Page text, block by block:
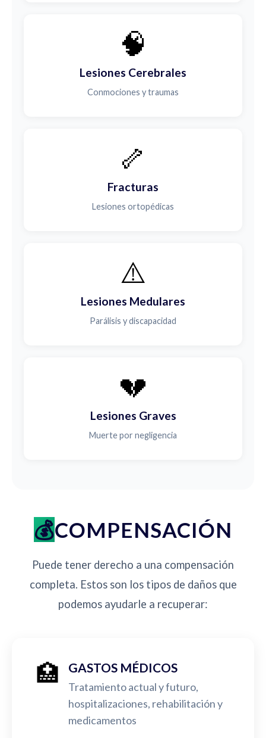
🧠
Lesiones Cerebrales
Conmociones y traumas
🦴
Fracturas
Lesiones ortopédicas
⚠️
Lesiones Medulares
Parálisis y discapacidad
💔
Lesiones Graves
Muerte por negligencia
COMPENSACIÓN
Puede tener derecho a una compensación
completa. Estos son los tipos de daños que
podemos ayudarle a recuperar:
🏥 GASTOS MÉDICOS
Tratamiento actual y futuro,
hospitalizaciones, rehabilitación y
medicamentos